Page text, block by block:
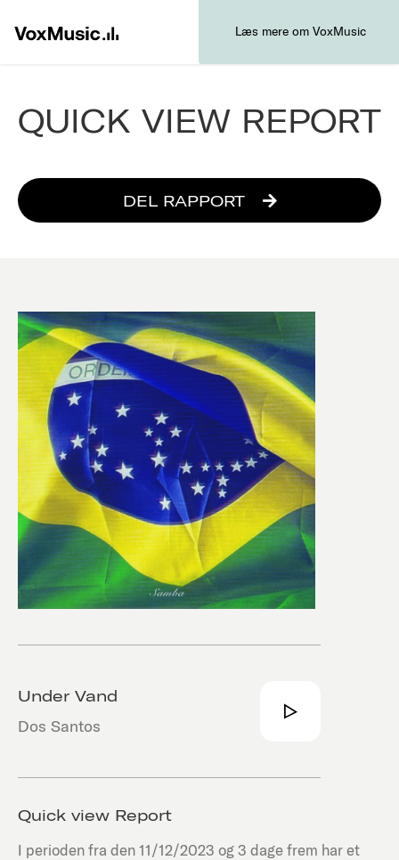
Læs mere om VoxMusic
QUICK VIEW REPORT
DEL RAPPORT
Under Vand
Dos Santos
Quick view Report
I perioden fra den11/12/2023 og 3 dage frem har et